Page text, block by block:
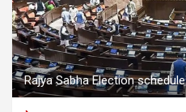
Rajya Sabha Election schedule